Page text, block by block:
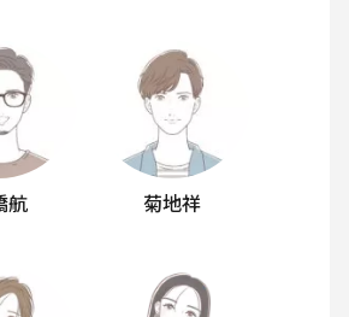
航 菊地祥